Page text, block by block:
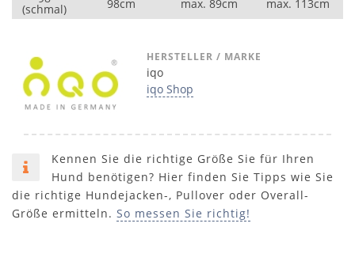
(schmal) 98cm max. 89cm max. 113cm
HERSTELLER / MARKE
iqo
iqo Shop
Kennen Sie die richtige Größe Sie für Ihren
Hund benötigen? Hier finden Sie Tipps wie Sie
die richtige Hundejacken-, Pullover oder Overall-
Größe ermitteln. So messen Sie richtig!